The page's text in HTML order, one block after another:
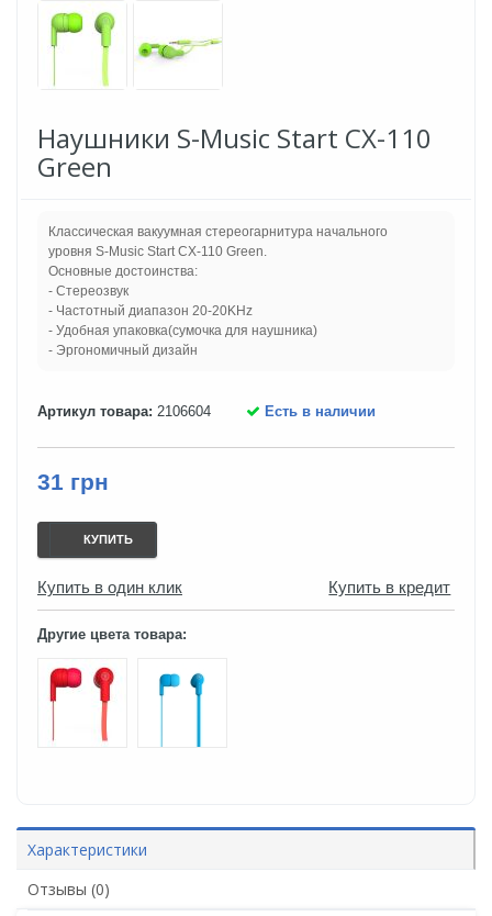
Наушники S-Music Start CX-110
Green
Классическая вакуумная стереогарнитура начального
уровня S-Music Start CX-110 Green.
Основные достоинства:
- Стереозвук
- Частотный диапазон 20-20KHz
- Удобная упаковка(сумочка для наушника)
- Эргономичный дизайн
Артикул товара: 2106604 Есть в наличии
31 грн
КУПИТЬ
Купить в один клик Купить в кредит
Другие цвета товара:
Характеристики
Отзывы (0)